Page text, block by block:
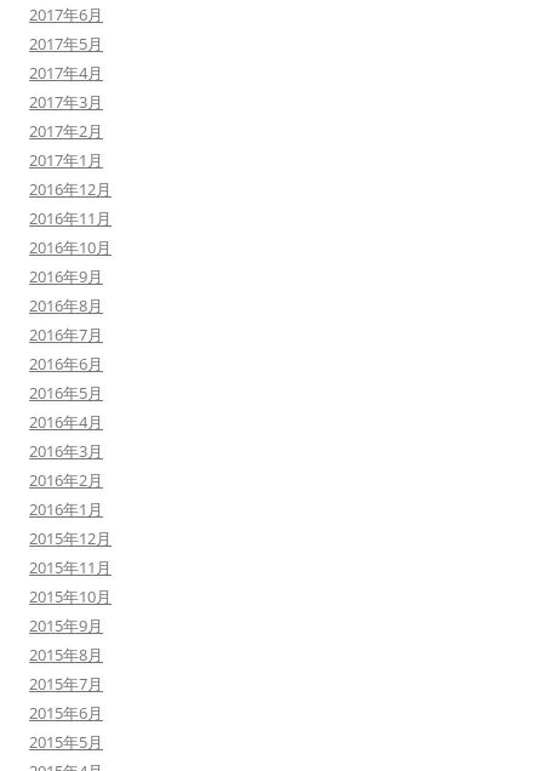
2017年6月
2017年5月
2017年4月
2017年3月
2017年2月
2017年1月
2016年12月
2016年11月
2016年10月
2016年9月
2016年8月
2016年7月
2016年6月
2016年5月
2016年4月
2016年3月
2016年2月
2016年1月
2015年12月
2015年11月
2015年10月
2015年9月
2015年8月
2015年7月
2015年6月
2015年5月